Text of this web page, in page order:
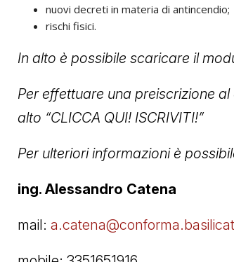
nuovi decreti in materia di antincendio;
rischi fisici.
In alto è possibile scaricare il
Per effettuare una preiscrizione
alto “CLICCA QUI! ISCRIVITI!”
Per ulteriori informazioni è
ing. Alessandro Catena
mail: